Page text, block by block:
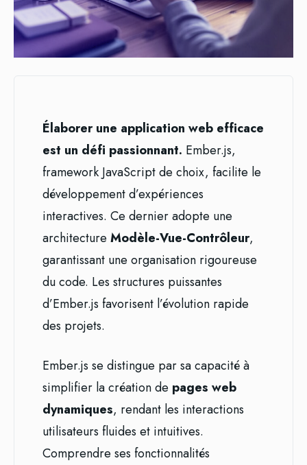
Élaborer une application web efficace
est un défi passionnant. Ember.js,
framework JavaScript de choix, facilite le
développement d’expériences
interactives. Ce dernier adopte une
architecture Modèle-Vue-Contrôleur,
garantissant une organisation rigoureuse
du code. Les structures puissantes
d’Ember.js favorisent l’évolution rapide
des projets.
Ember.js se distingue par sa capacité à
simplifier la création de pages web
dynamiques, rendant les interactions
utilisateurs fluides et intuitives.
Comprendre ses fonctionnalités